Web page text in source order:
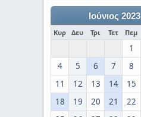
Ιούνιος 2023
Κυρ Δευ Τρι Τετ Πεμ
1
4
5 6 7 8
11
12 13 14 15
18
19 20 21 22